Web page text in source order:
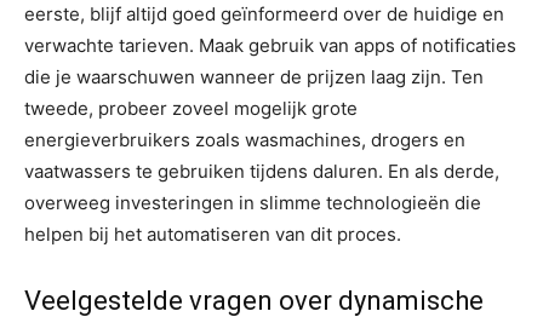
eerste, blijf altijd goed geïnformeerd over de huidige en
verwachte tarieven. Maak gebruik van apps of notificaties
die je waarschuwen wanneer de prijzen laag zijn. Ten
tweede, probeer zoveel mogelijk grote
energieverbruikers zoals wasmachines, drogers en
vaatwassers te gebruiken tijdens daluren. En als derde,
overweeg investeringen in slimme technologieën die
helpen bij het automatiseren van dit proces.
Veelgestelde vragen over dynamische